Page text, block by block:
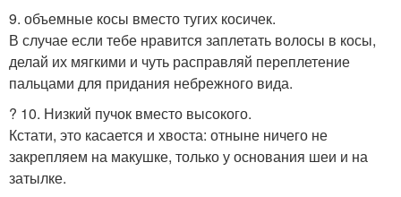
9. объемные косы вместо тугих косичек.
В случае если тебе нравится заплетать волосы в косы,
делай их мягкими и чуть расправляй переплетение
пальцами для придания небрежного вида.
? 10. Низкий пучок вместо высокого.
Кстати, это касается и хвоста: отныне ничего не
закрепляем на макушке, только у основания шеи и на
затылке.